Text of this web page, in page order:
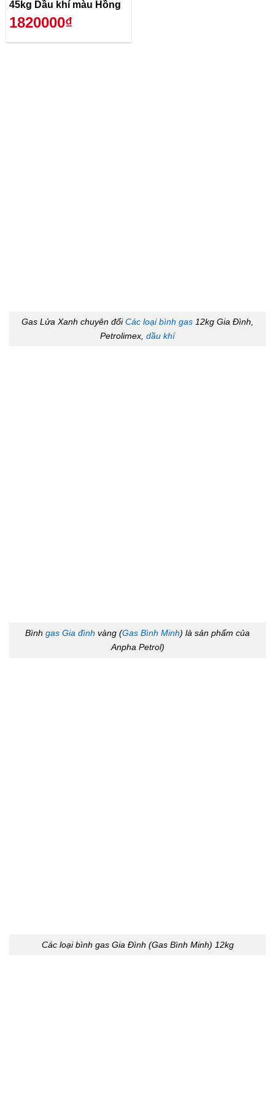
45kg Dầu khí màu Hồng
1820000₫
Gas Lửa Xanh chuyên đổiCác loại bình gas 12kg Gia Đình,
Petrolimex, dầu khí
Bình gas Gia đình vàng (Gas Bình Minh) là sản phẩm của
Anpha Petrol)
Các loại bình gas Gia Đình (Gas Bình Minh) 12kg